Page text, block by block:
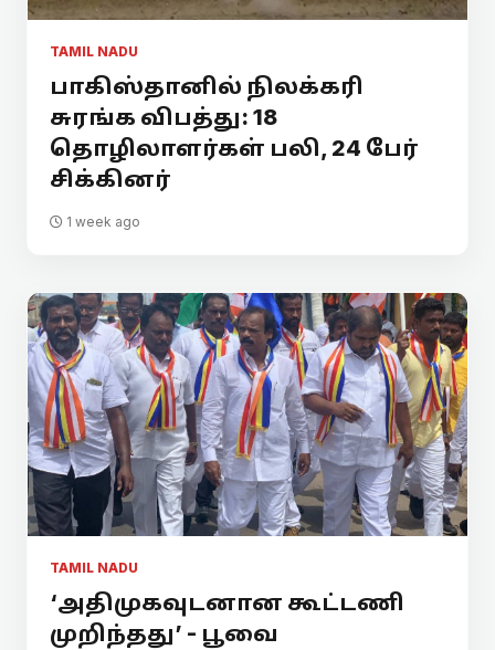
TAMIL NADU
பாகிஸ்தானில் நிலக்கரி
சுரங்க விபத்து: 18
தொழிலாளர்கள் பலி, 24 பேர்
சிக்கினர்
1 week ago
TAMIL NADU
‘அதிமுகவுடனான கூட்டணி
முறிந்தது’ - பூவை